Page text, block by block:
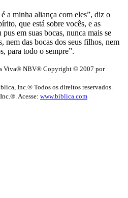
a minha aliança com eles”, diz o
que está sobre vocês, e as
em suas bocas, nunca mais se
nem das bocas dos seus filhos, nem
para todo o sempre”.
Viva® NBV® Copyright © 2007 por
Inc.® Todos os direitos reservados.
Acesse: www.biblica.com